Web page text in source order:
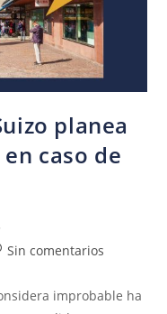
planea
caso de
Sin comentarios
improbable ha